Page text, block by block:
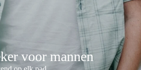
voor mannen